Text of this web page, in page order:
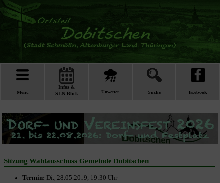
Menü
Infos &
SLN Blick
Unwetter Suche facebook
Sitzung Wahlausschuss Gemeinde Dobitschen
Termin: Di., 28.05.2019, 19:30 Uhr